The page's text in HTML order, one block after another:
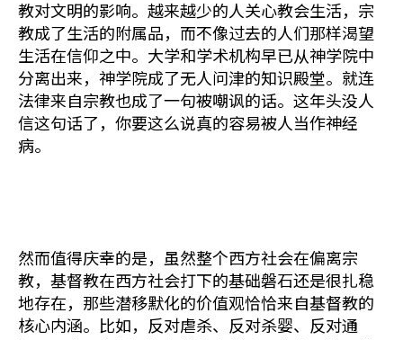
教对文明的影响。越来越少的人关心教会生活，宗
教成了生活的附属品，而不像过去的人们那样渴望
生活在信仰之中。大学和学术机构早已从神学院中
分离出来，神学院成了无人问津的知识殿堂。就连
法律来自宗教也成了一句被嘲讽的话。这年头没人
信这句话了，你要这么说真的容易被人当作神经
病。
然而值得庆幸的是，虽然整个西方社会在偏离宗
教，基督教在西方社会打下的基础磐石还是很扎稳
地存在，那些潜移默化的价值观恰恰来自基督教的
核心内涵。比如，反对虐杀、反对杀婴、反对通